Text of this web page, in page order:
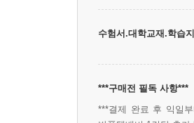
수험서.대학교재.학습
***구매전 필독 사항***
***결제 완료 후 익일